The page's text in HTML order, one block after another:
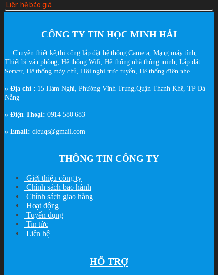
Liên hệ báo giá
CÔNG TY TIN HỌC MINH HẢI
Chuyên thiết kế,thi công lắp đặt hệ thống Camera, Mạng máy tính,
Thiết bị văn phòng, Hệ thống Wifi, Hệ thống nhà thông minh, Lắp đặt
Server, Hệ thống máy chủ, Hội nghị trực tuyến, Hệ thống điện nhẹ.
» Địa chỉ : 15 Hàm Nghi, Phường Vĩnh Trung,Quận Thanh Khê, TP Đà
Nẵng
» Điện Thoại: 0914 580 683
» Email: dieuqs@gmail.com
THÔNG TIN CÔNG TY
Giới thiệu công ty
Chính sách bảo hành
Chính sách giao hàng
Hoạt động
Tuyển dụng
Tin tức
Liên hệ
HỖ TRỢ